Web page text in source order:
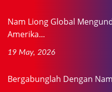
Nam Liong Global
Amerika...
19 May, 2026
Bergabunglah Dengan